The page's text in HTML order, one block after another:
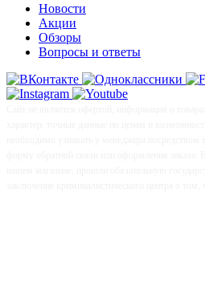
Новости
Акции
Обзоры
Вопросы и ответы